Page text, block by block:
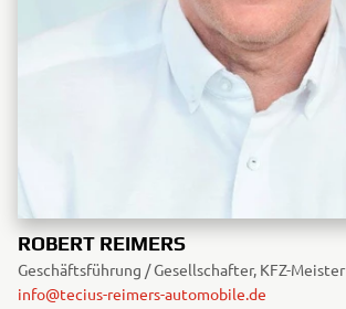
ROBERT REIMERS
Geschäftsführung / Gesellschafter, KFZ-Meister
info@tecius-reimers-automobile.de